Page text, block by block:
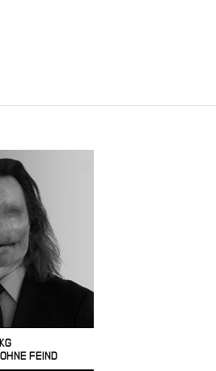
KG
FEIND